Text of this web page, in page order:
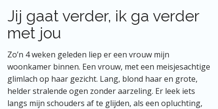
Jij gaat verder, ik ga verder
met jou
Zo’n 4 weken geleden liep er een vrouw mijn
woonkamer binnen. Een vrouw, met een meisjesachtige
glimlach op haar gezicht. Lang, blond haar en grote,
helder stralende ogen zonder aarzeling. Er leek iets
langs mijn schouders af te glijden, als een opluchting,